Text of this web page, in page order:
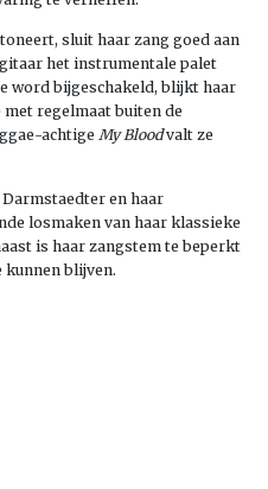
sluit haar zang goed aan
het instrumentale palet
word bijgeschakeld, blijkt haar
regelmaat buiten de
achtige My Bloodvalt ze
en haar
losmaken van haar klassieke
is haar zangstem te beperkt
kunnen blijven.